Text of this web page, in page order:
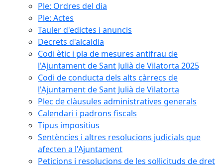
Ple: Ordres del dia
Ple: Actes
Tauler d'edictes i anuncis
Decrets d'alcaldia
Codi ètic i pla de mesures antifrau de
l'Ajuntament de Sant Julià de Vilatorta 2025
Codi de conducta dels alts càrrecs de
l'Ajuntament de Sant Julià de Vilatorta
Plec de clàusules administratives generals
Calendari i padrons fiscals
Tipus impositius
Sentències i altres resolucions judicials que
afecten a l'Ajuntament
Peticions i resolucions de les sol·licituds de dret